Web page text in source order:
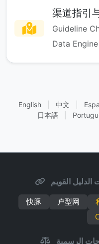
渠道指引
Guideline
Data
English 中文
日本語
الدليل القويم
快豚 户型网
الرسمية